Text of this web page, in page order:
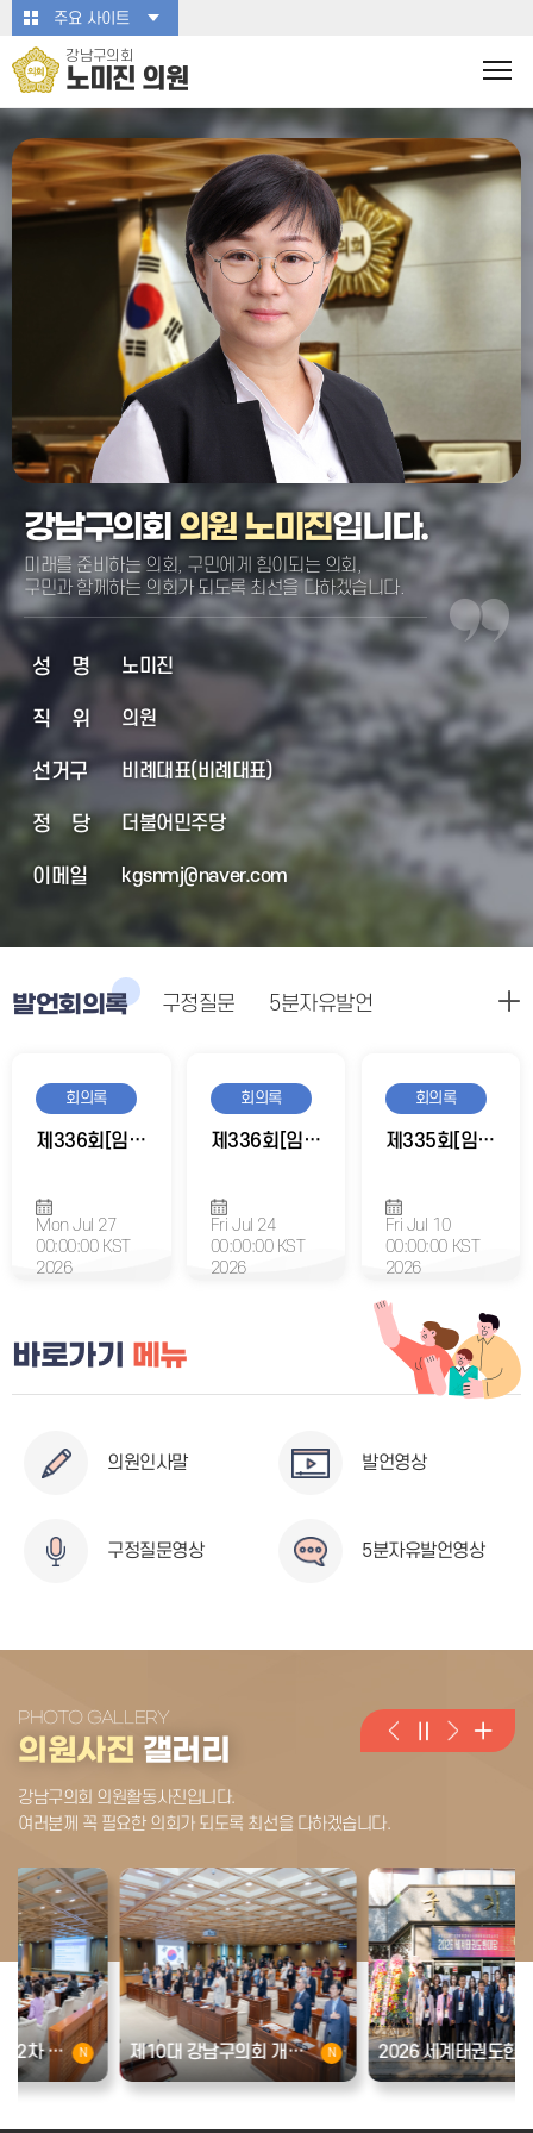
본문바로가기주요 사이트
강남구의회
노미진 의원
강남구의회 의원 노미진입니다.
미래를 준비하는 의회, 구민에게 힘이되는 의회,
구민과 함께하는 의회가 되도록 최선을 다하겠습니다.
성명 노미진
직위 의원
선거구 비례대표(비례대표)
정당 더불어민주당
이메일 kgsnmj@naver.com
발언회의록
회의록
제336회[임시회] 행정안전위원회 제2차 회의록
Mon Jul 27
00:00:00 KST
2026
회의록
제336회[임시회] 행정안전위원회 제1차 회의록
Fri Jul 24
00:00:00 KST
2026
회의록
제335회[임시회] 행정안전위원회 제1차 회의록
Fri Jul 10
00:00:00 KST
2026
구정질문 5분자유발언
바로가기 메뉴
의원인사말 발언영상
구정질문영상 5분자유발언영상
PHOTO GALLERY
의원사진 갤러리
강남구의회 의원활동사진입니다.
여러분께 꼭 필요한 의회가 되도록 최선을 다하겠습니다.
2026 세계태권도한마당 N 제336회 임시회 제2차 본회의 N